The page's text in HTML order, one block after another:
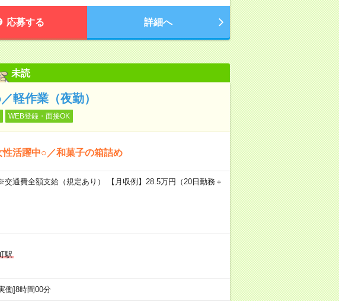
応募する 詳細へ
未読
軽作業（夜勤）
WEB登録・面接OK
活躍中○／和菓子の箱詰め
通費全額支給（規定あり） 【月収例】28.5万円（20日勤務＋
駅
働]8時間00分